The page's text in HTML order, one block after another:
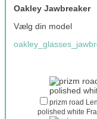
Oakley Jawbreaker
Vælg din model
prizm road
polished white